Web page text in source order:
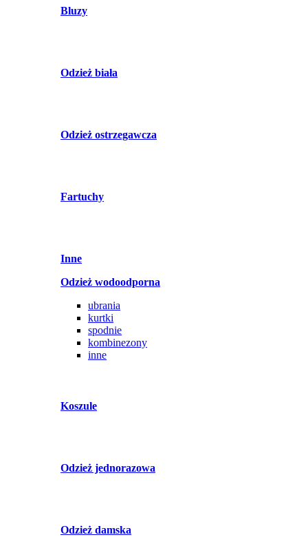
Bluzy
Odzież biała
Odzież ostrzegawcza
Fartuchy
Inne
Odzież wodoodporna
ubrania
kurtki
spodnie
kombinezony
inne
Koszule
Odzież jednorazowa
Odzież damska